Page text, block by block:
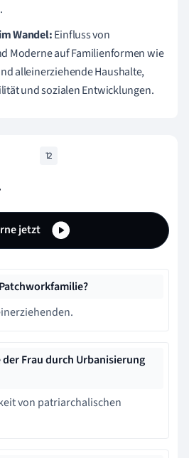
Wandel:Einfluss von
Moderne auf Familienformen wie
alleinerziehende Haushalte,
und sozialen Entwicklungen.
12
jetzt
der Frau durch Urbanisierung
von patriarchalischen